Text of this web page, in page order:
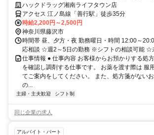
いパートスタッフ大募集！
ハックドラッグ湘南ライフタウン店
アクセス 江ノ島線「善行駅」徒歩35分
時給2,200円～2,500円
神奈川県藤沢市
時間帯 昼、夕方・夜 勤務曜日・時間 12:00～
応相談 ☆週2～5日の勤務 ※シフトの相談可能 ☆
仕事情報 ● 仕事内容 お客様からお預かりする処
を確認し調剤する仕事です。 お薬を渡す際は 服
てご案内をしてください。 また、処方箋がない
の...
主婦・主夫歓迎 シフト制
同じ企業の求人
アルバイト・パート